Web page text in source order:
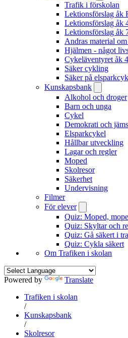
Trafik i förskolan
Lektionsförslag åk
Lektionsförslag åk
Lektionsförslag åk
Andras material
Hjälmen - något
Cykeläventyret åk
Säker cykling
Säker på
Kunskapsbank
Alkohol och droger
Barn och unga
Cykel
Demokrati och
Elsparkcykel
Hållbar utveckling
Lagar och regler
Moped
Skolresor
Säkerhet
Undervisning
Filmer
För elever
Quiz: Moped,
Quiz: Skyltar och
Quiz: Gå säkert i
Quiz: Cykla säkert
Om Trafiken i skolan
Powered by
Translate
Trafiken i skolan
/
Kunskapsbank
/
Skolresor